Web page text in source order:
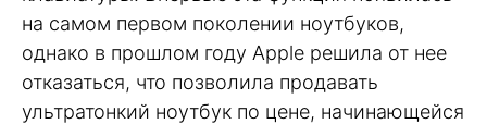
на самом первом поколении ноутбуков,
однако в прошлом году Apple решила от нее
отказаться, что позволила продавать
ультратонкий ноутбук по цене, начинающейся